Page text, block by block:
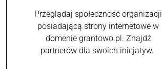
Przeglądaj społeczność organizacji
posiadającą strony internetowe w
domenie grantowo.pl. Znajdź
partnerów dla swoich inicjatyw.